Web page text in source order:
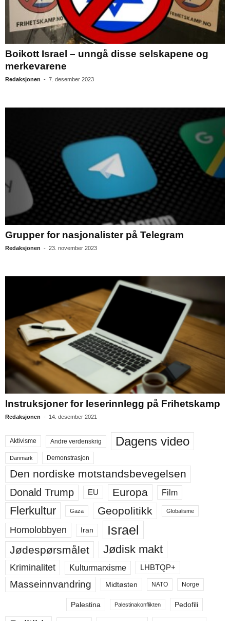
Boikott Israel – unngå disse selskapene og
merkevarene
Redaksjonen - 7. desember 2023
Grupper for nasjonalister på Telegram
Redaksjonen - 23. november 2023
Instruksjoner for leserinnlegg på Frihetskamp
Redaksjonen - 14. desember 2021
Aktivisme Andre verdenskrig Dagens video
Danmark Demonstrasjon
Den nordiske motstandsbevegelsen
Donald Trump EU Europa Film
Flerkultur Gaza Geopolitikk Globalisme
Homolobbyen Iran Israel
Jødespørsmålet Jødisk makt
Kriminalitet Kulturmarxisme LHBTQP+
Masseinnvandring Midtøsten NATO Norge
Palestina Palestinakonflikten Pedofili